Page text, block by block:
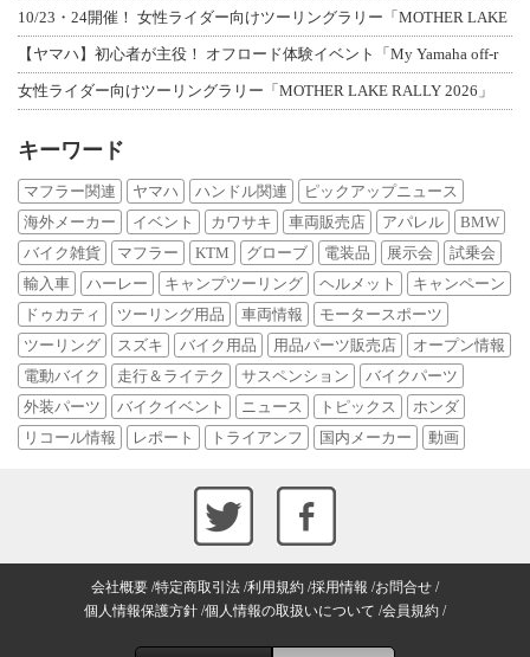
10/23・24開催！ 女性ライダー向けツーリングラリー「MOTHER LAKE
【ヤマハ】初心者が主役！ オフロード体験イベント「My Yamaha off-r
女性ライダー向けツーリングラリー「MOTHER LAKE RALLY 2026」
キーワード
マフラー関連 ヤマハ ハンドル関連
ピックアップニュース
海外メーカー
イベント カワサキ 車両販売店 アパレル
BMW
バイク雑貨
マフラー KTM グローブ 電装品 展示会
試乗会
輸入車
ハーレー キャンプツーリング ヘルメット
キャンペーン
ドゥカティ
ツーリング用品 車両情報
モータースポーツ
ツーリング
スズキ バイク用品 用品パーツ販売店
オープン情報
電動バイク
走行＆ライテク サスペンション
バイクパーツ
外装パーツ
バイクイベント ニュース トピックス
ホンダ
リコール情報
レポート トライアンフ 国内メーカー 動画
会社概要 特定商取引法 利用規約 採用情報 お問合せ
個人情報保護方針 個人情報の取扱いについて 会員規約